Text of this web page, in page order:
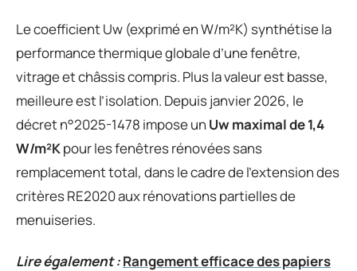
Le coefficient Uw (exprimé en W/m²K) synthétise la
performance thermique globale d’une fenêtre,
vitrage et châssis compris. Plus la valeur est basse,
meilleure est l’isolation. Depuis janvier 2026, le
décret n°2025-1478 impose un Uw maximal de 1,4
W/m²Kpour les fenêtres rénovées sans
remplacement total, dans le cadre de l’extension des
critères RE2020 aux rénovations partielles de
menuiseries.
Lire également :Rangement efficace des papiers